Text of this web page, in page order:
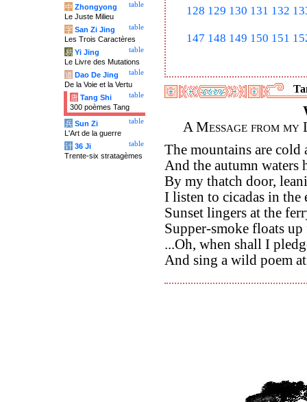
128 129 130 131 132
147 148 149 150 151
A Message from
The mountains are cold
And the autumn waters
By my thatch door,
I listen to cicadas in the
Sunset lingers at the
Supper-smoke floats up
...Oh, when shall I
And sing a wild poem
table
中 Zhongyong
Le Juste Milieu
table
字 San Zi Jing
Les Trois Caractères
table
易 Yi Jing
Le Livre des Mutations
table
道 Dao De Jing
De la Voie et la Vertu
table
唐 Tang Shi
300 poèmes Tang
table
兵 Sun Zi
L'Art de la guerre
table
计 36 Ji
Trente-six stratagèmes